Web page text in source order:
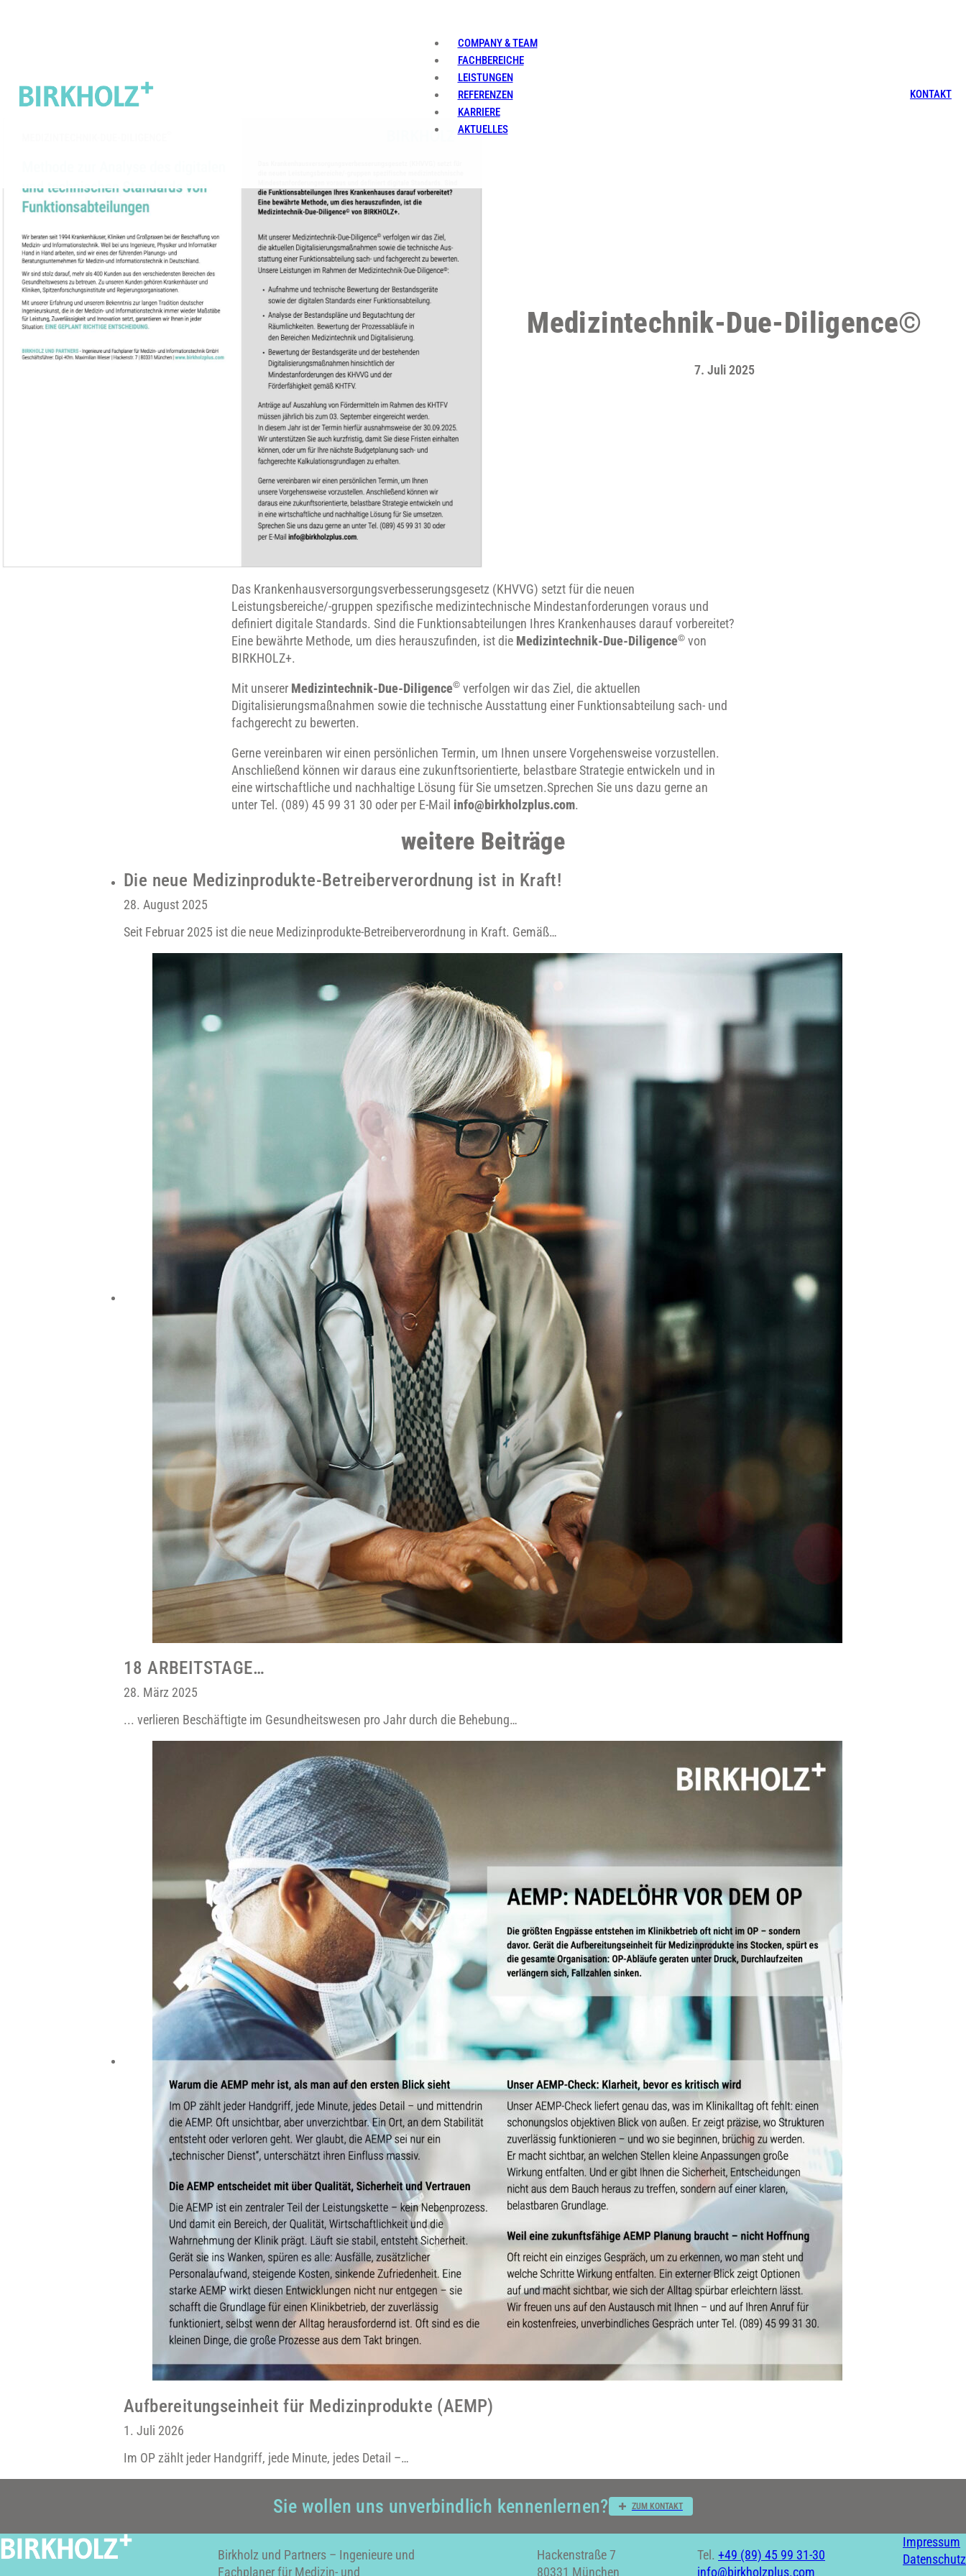
COMPANY & TEAM
FACHBEREICHE
LEISTUNGEN
REFERENZEN
KARRIERE
AKTUELLES
KONTAKT
Medizintechnik-Due-Diligence©
7. Juli 2025
Das Krankenhausversorgungsverbesserungsgesetz (KHVVG) setzt für die neuen
Leistungsbereiche/-gruppen spezifische medizintechnische Mindestanforderungen voraus und
definiert digitale Standards. Sind die Funktionsabteilungen Ihres Krankenhauses darauf vorbereitet?
Eine bewährte Methode, um dies herauszufinden, ist die Medizintechnik-Due-Diligence© von
BIRKHOLZ+.
Mit unserer Medizintechnik-Due-Diligence© verfolgen wir das Ziel, die aktuellen
Digitalisierungsmaßnahmen sowie die technische Ausstattung einer Funktionsabteilung sach- und
fachgerecht zu bewerten.
Gerne vereinbaren wir einen persönlichen Termin, um Ihnen unsere Vorgehensweise vorzustellen.
Anschließend können wir daraus eine zukunftsorientierte, belastbare Strategie entwickeln und in
eine wirtschaftliche und nachhaltige Lösung für Sie umsetzen.Sprechen Sie uns dazu gerne an
unter Tel. (089) 45 99 31 30 oder per E-Mail info@birkholzplus.com.
weitere Beiträge
Die neue Medizinprodukte-Betreiberverordnung ist in Kraft!
28. August 2025
Seit Februar 2025 ist die neue Medizinprodukte-Betreiberverordnung in Kraft. Gemäß…
18 ARBEITSTAGE…
28. März 2025
... verlieren Beschäftigte im Gesundheitswesen pro Jahr durch die Behebung…
Aufbereitungseinheit für Medizinprodukte (AEMP)
1. Juli 2026
Im OP zählt jeder Handgriff, jede Minute, jedes Detail –…
Sie wollen uns unverbindlich kennenlernen? ZUM KONTAKT
Birkholz und Partners – Ingenieure und
Fachplaner für Medizin- und
Hackenstraße 7
80331 München
Tel. +49 (89) 45 99 31-30
info@birkholzplus.com
Impressum
Datenschutz